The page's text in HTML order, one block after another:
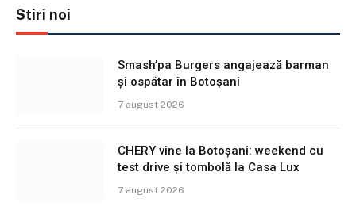
Stiri noi
Smash’pa Burgers angajează barman
și ospătar în Botoșani
7 august 2026
CHERY vine la Botoșani: weekend cu
test drive și tombolă la Casa Lux
7 august 2026